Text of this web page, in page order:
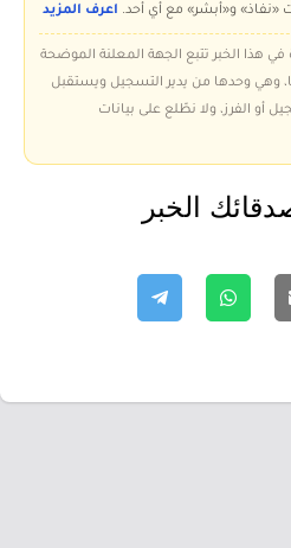
«نفاذ» و«أبشر» مع أي أحد. اعرف المزيد
في هذا الخبر تتبع الجهة المعلنة الموضحة
وهي وحدها من يدير التسجيل ويستقبل
أو الفرز، ولا نطّلع على بيانات
الخبر